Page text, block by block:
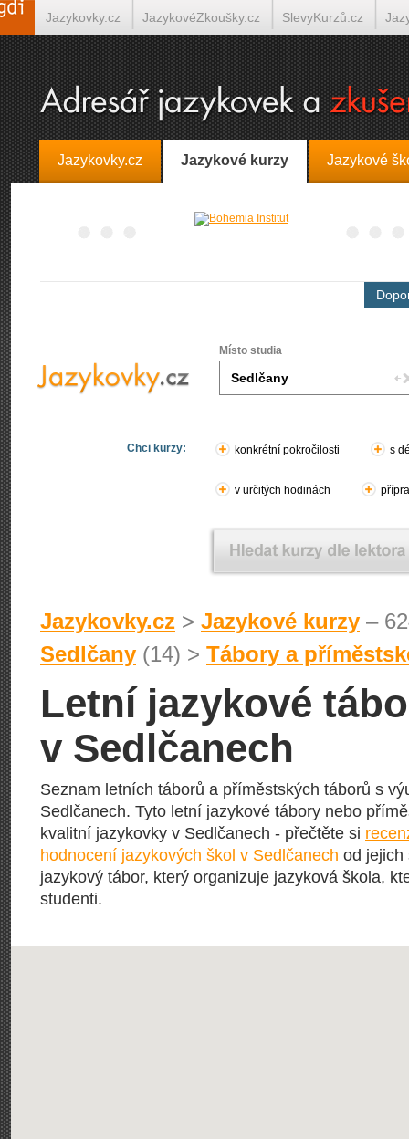
Jazykovky.cz Jazykové kurzy Jazykové
Místo studia
Chci kurzy: konkrétní pokročilosti s
v určitých hodinách
Jazykovky.cz > Jazykové kurzy –
Sedlčany (14) > Tábory a
Letní jazykové
v Sedlčanech
Seznam letních táborů a příměstských táborů s
Sedlčanech. Tyto letní jazykové tábory nebo
kvalitní jazykovky v Sedlčanech - přečtěte si
hodnocení jazykových škol v Sedlčanech od jejich
jazykový tábor, který organizuje jazyková škola,
studenti.
Jazykovky.cz JazykovéZkoušky.cz SlevyKurzů.cz
Španělština on-line Italština on-line Tlumočení-